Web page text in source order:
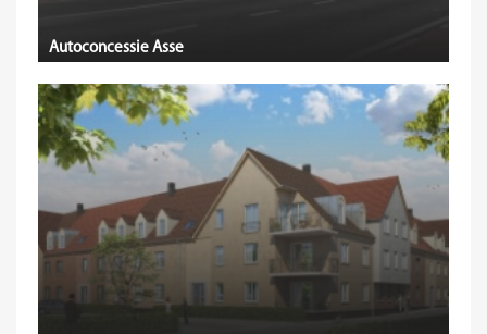
Autoconcessie Asse